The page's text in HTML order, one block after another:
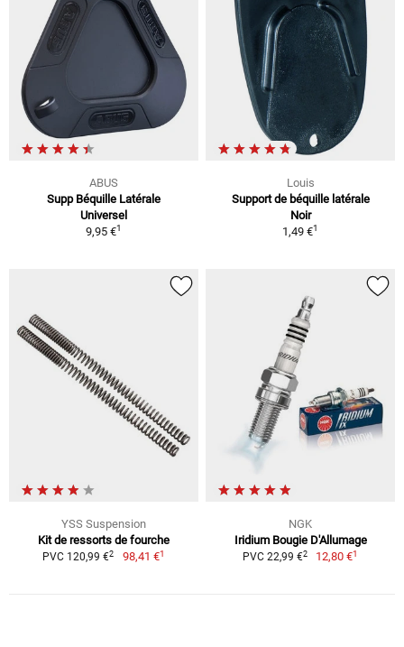
ABUS
Supp Béquille Latérale
Universel
9,95 €1
Louis
Support de béquille latérale
Noir
1,49 €1
YSS Suspension
Kit de ressorts de fourche
PVC 120,99 €2 98,41 €1
NGK
Iridium Bougie D'Allumage
PVC 22,99 €2 12,80 €1